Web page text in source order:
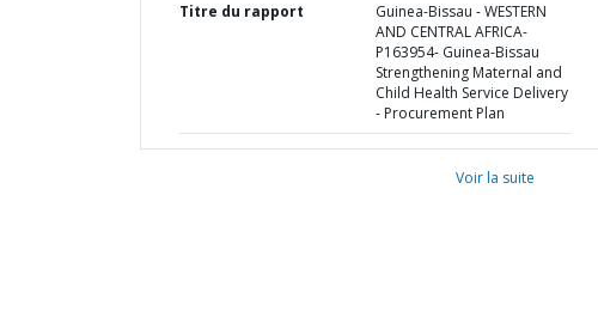
Titre du rapport
Guinea-Bissau - WESTERN
AND CENTRAL AFRICA-
P163954- Guinea-Bissau
Strengthening Maternal and
Child Health Service Delivery
- Procurement Plan
Voir la suite